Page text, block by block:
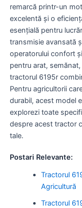
remarcă printr-un
excelentă și o
esențială pentru
transmisie avansată
operatorului confort
pentru arat,
tractorul 6195r
Pentru agricultorii
durabil, acest model
explorezi toate
despre acest tractor
tale.
Postari Relevante:
Tractorul
Agricultură
Tractorul